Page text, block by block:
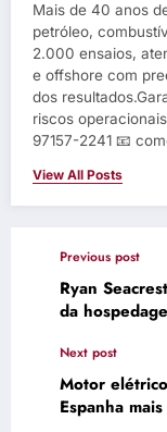
Mais de 40 anos
petróleo,
2.000 ensaios,
e offshore com
dos
riscos
97157-2241 📧
View All Posts
Previous post
Ryan
da
Next post
Motor
Espanha